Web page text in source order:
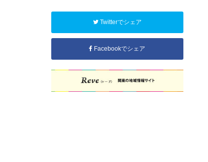
Twitterでシェア
Facebookでシェア